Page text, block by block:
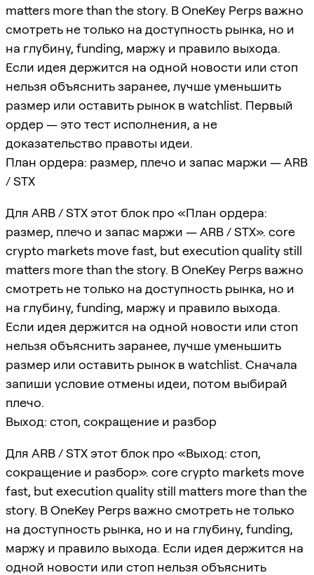
matters more than the story. В OneKey Perps важно
смотреть не только на доступность рынка, но и
на глубину, funding, маржу и правило выхода.
Если идея держится на одной новости или стоп
нельзя объяснить заранее, лучше уменьшить
размер или оставить рынок в watchlist. Первый
ордер — это тест исполнения, а не
доказательство правоты идеи.
План ордера: размер, плечо и запас маржи — ARB
/ STX
Для ARB / STX этот блок про «План ордера:
размер, плечо и запас маржи — ARB / STX». core
crypto markets move fast, but execution quality still
matters more than the story. В OneKey Perps важно
смотреть не только на доступность рынка, но и
на глубину, funding, маржу и правило выхода.
Если идея держится на одной новости или стоп
нельзя объяснить заранее, лучше уменьшить
размер или оставить рынок в watchlist. Сначала
запиши условие отмены идеи, потом выбирай
плечо.
Выход: стоп, сокращение и разбор
Для ARB / STX этот блок про «Выход: стоп,
сокращение и разбор». core crypto markets move
fast, but execution quality still matters more than the
story. В OneKey Perps важно смотреть не только
на доступность рынка, но и на глубину, funding,
маржу и правило выхода. Если идея держится на
одной новости или стоп нельзя объяснить